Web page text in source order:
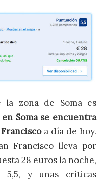
la zona de Soma es
en Soma se encuentra
a día de hoy.
Francisco lleva por
28 euros la noche,
5,5, y unas críticas